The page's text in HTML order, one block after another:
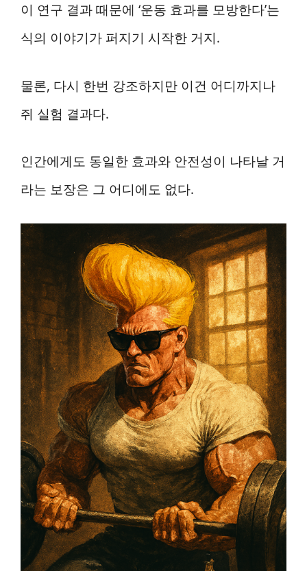
이 연구 결과 때문에 ‘운동 효과를 모방한다’는
식의 이야기가 퍼지기 시작한 거지.
물론, 다시 한번 강조하지만 이건 어디까지나
쥐 실험 결과다.
인간에게도 동일한 효과와 안전성이 나타날 거
라는 보장은 그 어디에도 없다.